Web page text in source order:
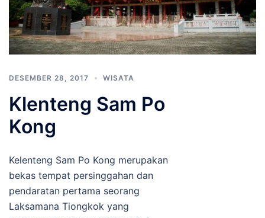
DESEMBER 28, 2017 WISATA
Klenteng Sam Po
Kong
Kelenteng Sam Po Kong merupakan
bekas tempat persinggahan dan
pendaratan pertama seorang
Laksamana Tiongkok yang